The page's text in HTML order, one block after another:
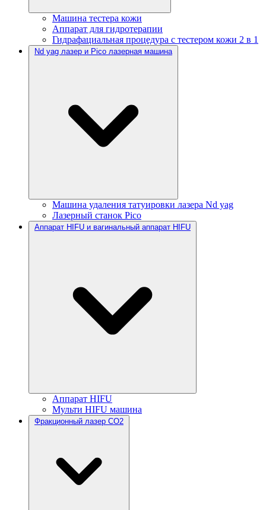
Машина тестера кожи
Аппарат для гидротерапии
Гидрафациальная процедура с тестером кожи 2 в 1
Nd yag лазер и Pico лазерная машина
Машина удаления татуировки лазера Nd yag
Лазерный станок Pico
Аппарат HIFU и вагинальный аппарат HIFU
Аппарат HIFU
Мульти HIFU машина
Фракционный лазер CO2